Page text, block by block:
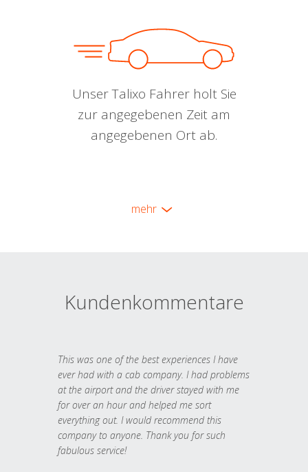
Unser Talixo Fahrer holt Sie
zur angegebenen Zeit am
angegebenen Ort ab.
mehr
Kundenkommentare
This was one of the best experiences I have
ever had with a cab company. I had problems
at the airport and the driver stayed with me
for over an hour and helped me sort
everything out. I would recommend this
company to anyone. Thank you for such
fabulous service!